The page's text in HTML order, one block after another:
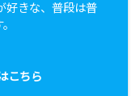
好きな、普段は普
こちら